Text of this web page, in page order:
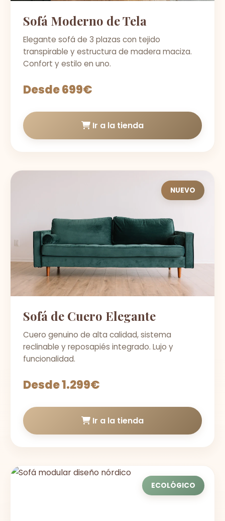
Sofá Moderno de Tela
Elegante sofá de 3 plazas con tejido
transpirable y estructura de madera maciza.
Confort y estilo en uno.
Desde 699€
Ir a la tienda
NUEVO
Sofá de Cuero Elegante
Cuero genuino de alta calidad, sistema
reclinable y reposapiés integrado. Lujo y
funcionalidad.
Desde 1.299€
Ir a la tienda
ECOLÓGICO